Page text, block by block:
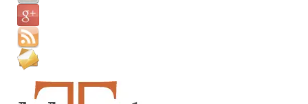
Palazzi consiglia
Video
Chi siamo